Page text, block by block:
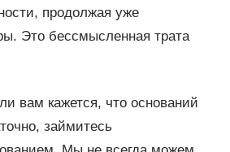
продолжая уже
Это бессмысленная трата
вам кажется, что оснований
займитесь